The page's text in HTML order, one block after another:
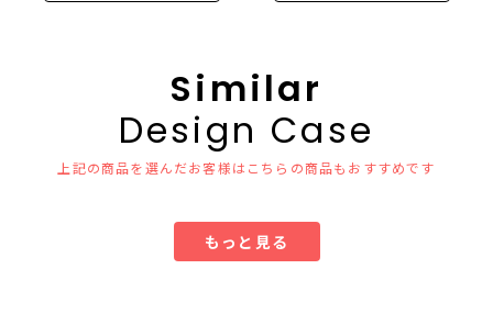
Similar
Design Case
上記の商品を選んだお客様はこちらの商品もおすすめです
もっと見る